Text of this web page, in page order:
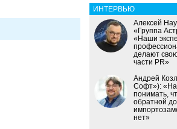
ИНТЕРВЬЮ
Алексей
«Группа
«Наши
делают
части PR»
Андрей
Софт»):
понимать,
обратной
нет»